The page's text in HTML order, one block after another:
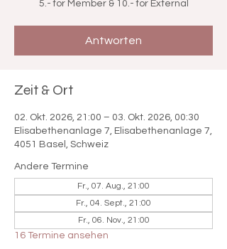
5.- for Member & 10.- for External
Antworten
Zeit & Ort
02. Okt. 2026, 21:00 – 03. Okt. 2026, 00:30
Elisabethenanlage 7, Elisabethenanlage 7,
4051 Basel, Schweiz
Andere Termine
Fr., 07. Aug., 21:00
Fr., 04. Sept., 21:00
Fr., 06. Nov., 21:00
16 Termine ansehen